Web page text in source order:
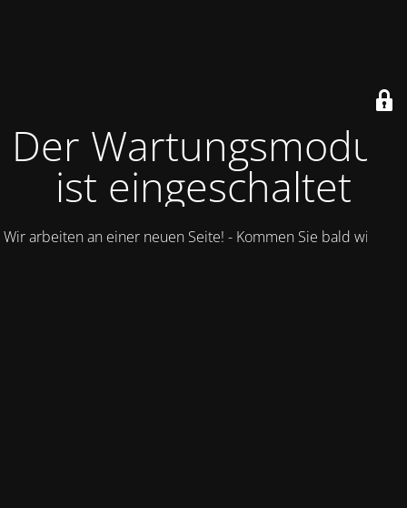
Der Wartungsmodus
ist eingeschaltet
Wir arbeiten an einer neuen Seite! - Kommen Sie bald wieder.